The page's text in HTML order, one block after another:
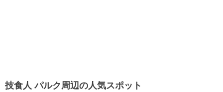
技食人 パルク周辺の人気スポット